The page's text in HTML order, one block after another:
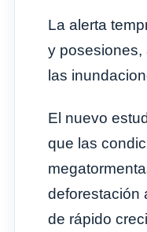
La alerta
y posesiones,
las
El nuevo
que las
deforestación
de rápido